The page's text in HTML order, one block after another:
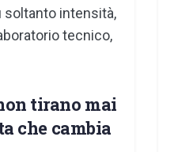
soltanto intensità,
tecnico,
tirano mai
che cambia